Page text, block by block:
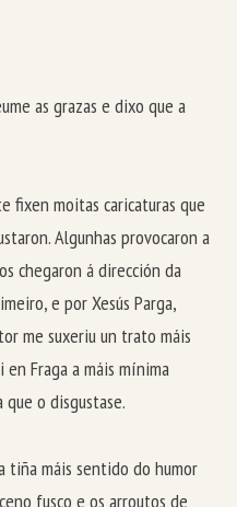
as grazas e dixo que a
fixen moitas caricaturas que
Algunhas provocaron a
chegaron á dirección da
e por Xesús Parga,
me suxeriu un trato máis
Fraga a máis mínima
o disgustase.
tiña máis sentido do humor
fusco e os arroutos de